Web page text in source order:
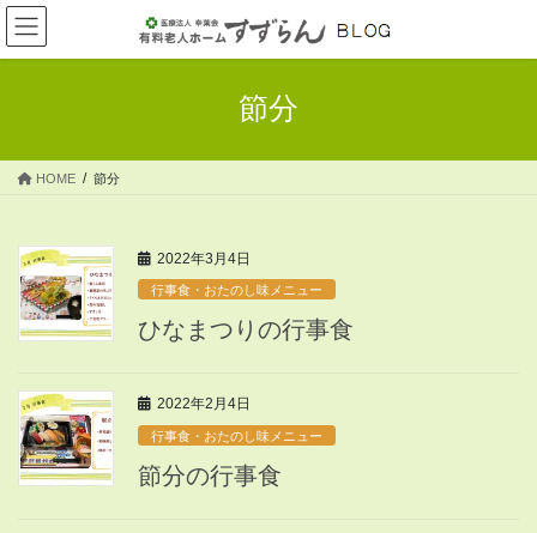
コ
ン
テ
ス
ナ
ビ
ゲ
ン
節分
HOME 節分
2022年3月4日
行事食・おたのし味メニュー
ひなまつりの行事食
2022年2月4日
行事食・おたのし味メニュー
節分の行事食